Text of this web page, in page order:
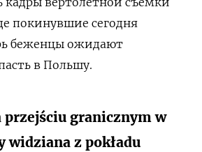
покинувшие сегодня
беженцы ожидают
в Польшу.
przejściu granicznym w
widziana z pokładu